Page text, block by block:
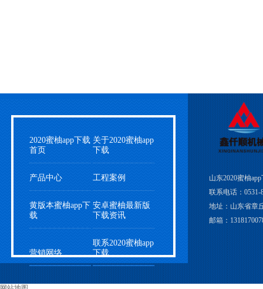
2020蜜柚app下载
首页
关于2020蜜柚app
下载
产品中心 工程案例
黄版本蜜柚app下
载
安卓蜜柚最新版
下载资讯
营销网络
联系2020蜜柚app
下载
山东2020蜜柚
联系电话：0531-
地址：山东省章
邮箱：